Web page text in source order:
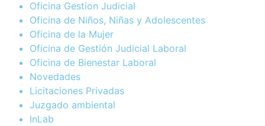
Oficina Gestion Judicial
Oficina de Niños, Niñas y Adolescentes
Oficina de la Mujer
Oficina de Gestión Judicial Laboral
Oficina de Bienestar Laboral
Novedades
Licitaciones Privadas
Juzgado ambiental
InLab